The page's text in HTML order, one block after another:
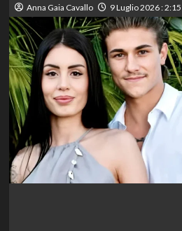
Anna Gaia Cavallo 9 Luglio 2026 : 2:15